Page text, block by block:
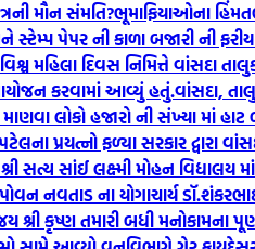
મૌન સંમતિ?ભૂમાફિયાઓના
પેપર ની કાળા બજારી ની
વિશ્વ મહિલા દિવસ નિમિત્તે વાંસદા
આયોજન કરવામાં આવ્યું હતું.વાંસદા,
લોકો હજારો ની સંખ્યા માં
પ્રયત્નો ફળ્યા સરકાર દ્વારા
સત્ય સાંઈ લક્ષ્મી મોહન
નવતાડ ના યોગાચાર્ય
શ્રી કૃષ્ણ તમારી બધી મનોકામના